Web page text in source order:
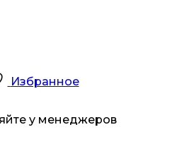
Избранное
у менеджеров